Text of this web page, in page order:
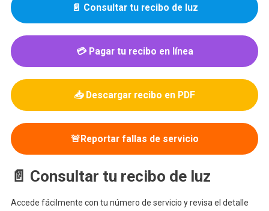
📄 Consultar tu recibo de luz
💳 Pagar tu recibo en línea
📥 Descargar recibo en PDF
🚨Reportar fallas de servicio
📄 Consultar tu recibo de luz
Accede fácilmente con tu número de servicio y revisa el detalle